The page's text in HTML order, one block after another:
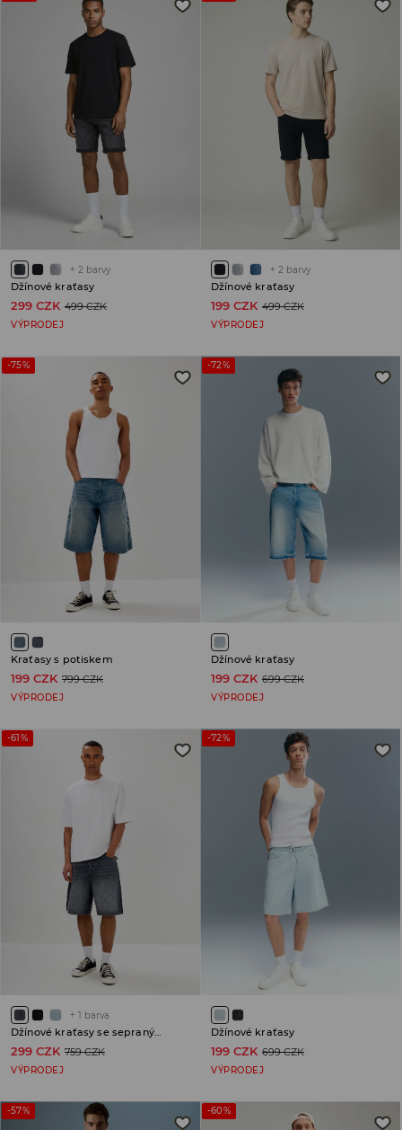
+ 2 barvy
Džínové kraťasy
299 CZK 499 CZK
VÝPRODEJ
+ 2 barvy
Džínové kraťasy
199 CZK 499 CZK
VÝPRODEJ
-75%
Kraťasy s potiskem
199 CZK 799 CZK
VÝPRODEJ
-72%
Džínové kraťasy
199 CZK 699 CZK
VÝPRODEJ
-61%
+ 1 barva
Džínové kraťasy se sepraným efektem
299 CZK 759 CZK
VÝPRODEJ
-72%
Džínové kraťasy
199 CZK 699 CZK
VÝPRODEJ
-57% -60%